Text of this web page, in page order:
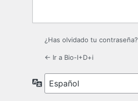
¿Has olvidado tu contraseña?
← Ir a Bio-I+D+i
Idioma